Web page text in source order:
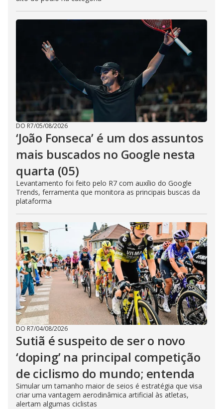
DO R7/05/08/2026
‘João Fonseca’ é um dos assuntos
mais buscados no Google nesta
quarta (05)
Levantamento foi feito pelo R7 com auxílio do Google
Trends, ferramenta que monitora as principais buscas da
plataforma
DO R7/04/08/2026
Sutiã é suspeito de ser o novo
‘doping’ na principal competição
de ciclismo do mundo; entenda
Simular um tamanho maior de seios é estratégia que visa
criar uma vantagem aerodinâmica artificial às atletas,
alertam algumas ciclistas